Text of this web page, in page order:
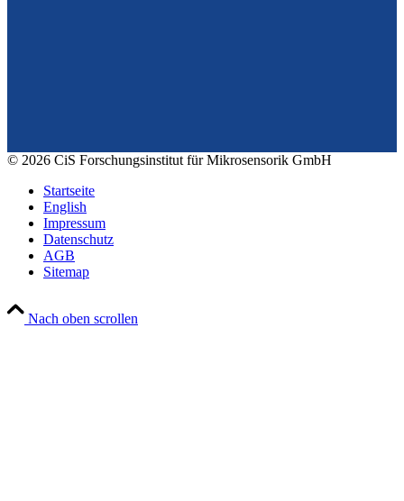
© 2026 CiS Forschungsinstitut für Mikrosensorik GmbH
Startseite
English
Impressum
Datenschutz
AGB
Sitemap
Nach oben scrollen